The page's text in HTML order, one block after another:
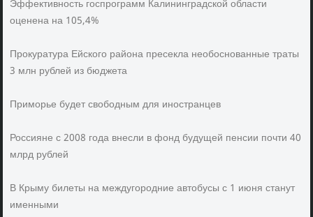
Эффективность госпрограмм Калининградской области
оценена на 105,4%
Прокуратура Ейского района пресекла необоснованные траты
3 млн рублей из бюджета
Приморье будет свободным для иностранцев
Россияне с 2008 года внесли в фонд будущей пенсии почти 40
млрд рублей
В Крыму билеты на междугородние автобусы с 1 июня станут
именными